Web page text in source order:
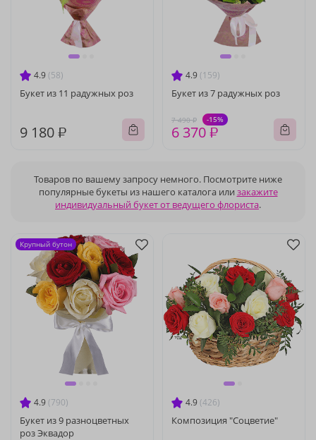
4.9 (58)
Букет из 11 радужных роз
9 180 ₽
4.9 (159)
Букет из 7 радужных роз
7 490 ₽ -15%
6 370 ₽
Товаров по вашему запросу немного. Посмотрите ниже
популярные букеты из нашего каталога или закажите
индивидуальный букет от ведущего флориста.
4.9 (790)
Букет из 9 разноцветных
роз Эквадор
Крупный бутон
4.9 (426)
Композиция "Соцветие"